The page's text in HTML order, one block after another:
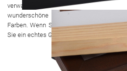
verwandten Produkten anbietet. Als
wunderschöne Kollektion in
Farben. Wenn Sie Ihr Zuhause mit
Sie ein echtes Gefühl von Zuhause.